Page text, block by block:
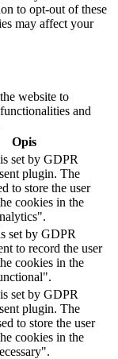
to opt-out of these
may affect your
website to
and
Opis
set by GDPR
plugin. The
to store the user
cookies in the
set by GDPR
to record the user
cookies in the
set by GDPR
plugin. The
to store the user
cookies in the